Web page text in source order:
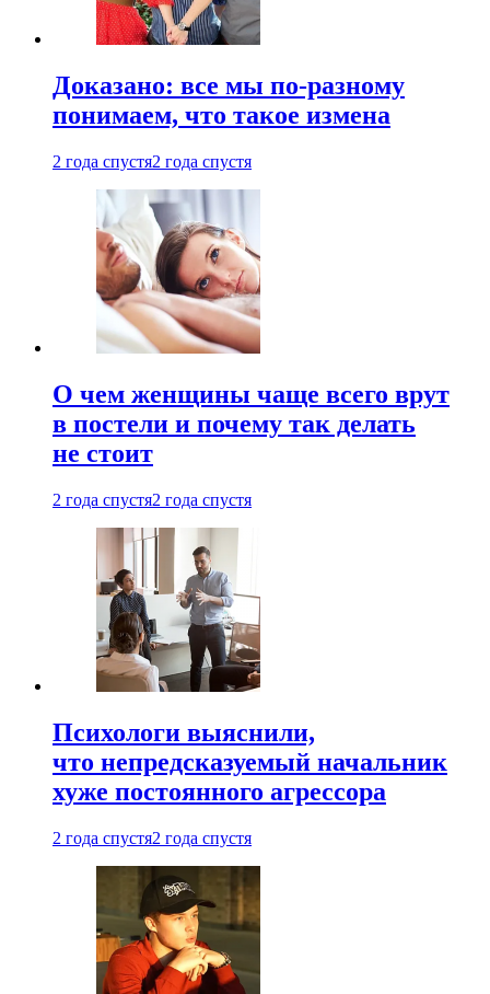
Доказано: все мы по-разному
понимаем, что такое измена
2 года спустя2 года спустя
О чем женщины чаще всего врут
в постели и почему так делать
не стоит
2 года спустя2 года спустя
Психологи выяснили,
что непредсказуемый начальник
хуже постоянного агрессора
2 года спустя2 года спустя